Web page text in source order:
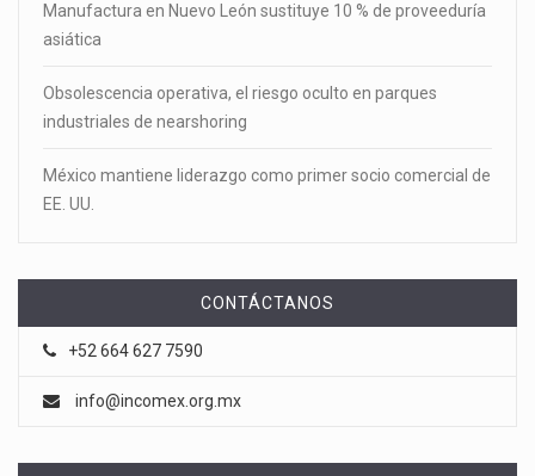
Manufactura en Nuevo León sustituye 10 % de proveeduría
asiática
Obsolescencia operativa, el riesgo oculto en parques
industriales de nearshoring
México mantiene liderazgo como primer socio comercial de
EE. UU.
CONTÁCTANOS
+52 664 627 7590
info@incomex.org.mx